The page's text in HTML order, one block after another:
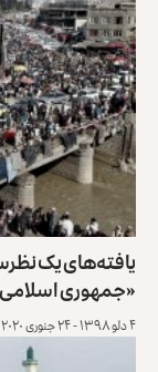
«جمهوری
۴ دلو ۱۳۹۸ - ۲۴ جنوری ۲۰۲۰